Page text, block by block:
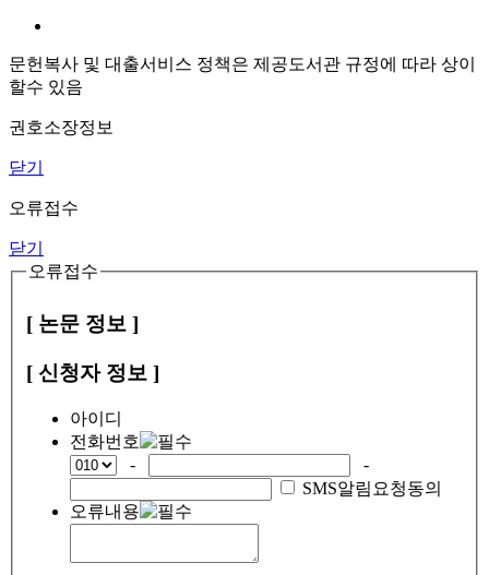
문헌복사 및 대출서비스 정책은 제공도서관 규정에 따라 상이
할수 있음
권호소장정보
닫기
오류접수
닫기
오류접수
[ 논문 정보 ]
[ 신청자 정보 ]
아이디
전화번호
-
-
SMS알림요청동의
오류내용